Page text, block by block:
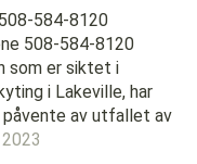
584-8120
508-584-8120
som er siktet i
i Lakeville, har
av utfallet av